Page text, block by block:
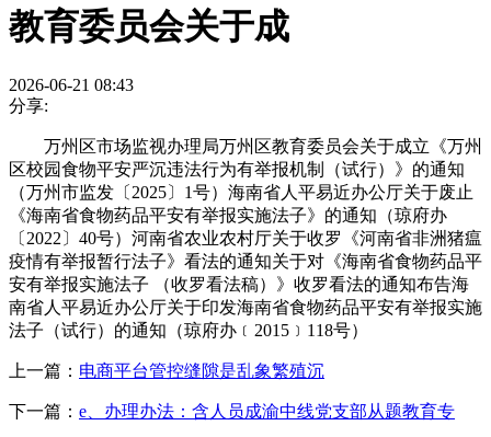
教育委员会关于成
2026-06-21 08:43
分享:
万州区市场监视办理局万州区教育委员会关于成立《万州
区校园食物平安严沉违法行为有举报机制（试行）》的通知
（万州市监发〔2025〕1号）海南省人平易近办公厅关于废止
《海南省食物药品平安有举报实施法子》的通知（琼府办
〔2022〕40号）河南省农业农村厅关于收罗《河南省非洲猪瘟
疫情有举报暂行法子》看法的通知关于对《海南省食物药品平
安有举报实施法子 （收罗看法稿）》收罗看法的通知布告海
南省人平易近办公厅关于印发海南省食物药品平安有举报实施
法子（试行）的通知（琼府办﹝2015﹞118号）
上一篇： 电商平台管控缝隙是乱象繁殖沉
下一篇： e、办理办法：含人员成渝中线党支部从题教育专